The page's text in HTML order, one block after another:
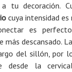
tu decoración.
cuya intensidad es
es
más descansado.
del sillón, por
desde la